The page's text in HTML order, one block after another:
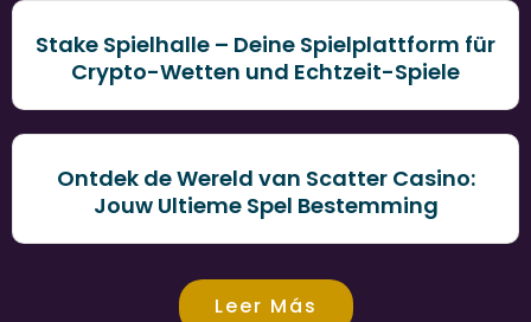
Stake Spielhalle – Deine Spielplattform für
Crypto-Wetten und Echtzeit-Spiele
Ontdek de Wereld van Scatter Casino:
Jouw Ultieme Spel Bestemming
Leer Más